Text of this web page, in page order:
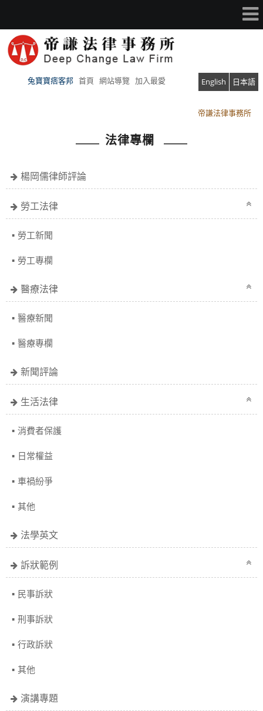
兔寶寶痞客邦 首頁 網站導覽 加入最愛 English 日本語
帝謙法律事務所
法律專欄
楊岡儒律師評論
勞工法律
勞工新聞
勞工專欄
醫療法律
醫療新聞
醫療專欄
新聞評論
生活法律
消費者保護
日常權益
車禍紛爭
其他
法學英文
訴狀範例
民事訴狀
刑事訴狀
行政訴狀
其他
演講專題